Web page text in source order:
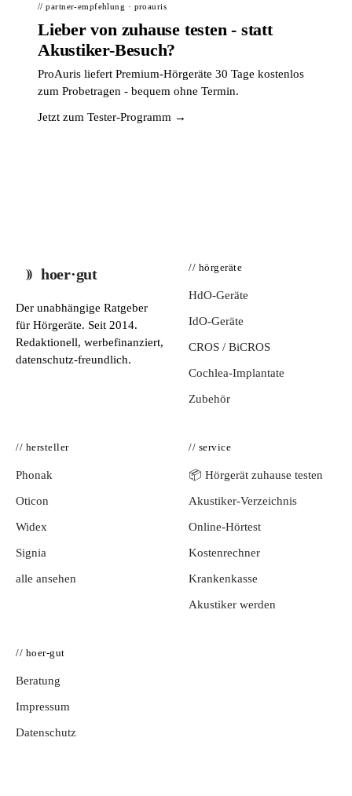
// partner-empfehlung · proauris
Lieber von zuhause testen - statt
Akustiker-Besuch?
ProAuris liefert Premium-Hörgeräte 30 Tage kostenlos
zum Probetragen - bequem ohne Termin.
Jetzt zum Tester-Programm →
hoer·gut
Der unabhängige Ratgeber
für Hörgeräte. Seit 2014.
Redaktionell, werbefinanziert,
datenschutz-freundlich.
// hörgeräte
HdO-Geräte
IdO-Geräte
CROS / BiCROS
Cochlea-Implantate
Zubehör
// hersteller
Phonak
Oticon
Widex
Signia
alle ansehen
// service
📦 Hörgerät zuhause testen
Akustiker-Verzeichnis
Online-Hörtest
Kostenrechner
Krankenkasse
Akustiker werden
// hoer-gut
Beratung
Impressum
Datenschutz